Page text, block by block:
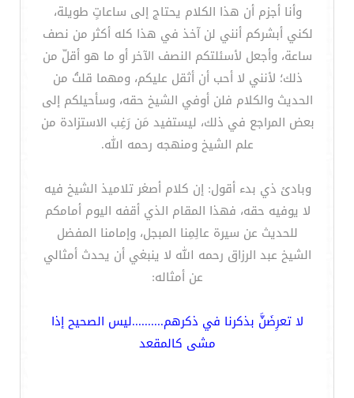
وأنا أجزم أن هذا الكلام يحتاج إلى ساعاتٍ طويلة،
لكني أبشركم أنني لن آخذ في هذا كله أكثر من نصف
ساعة، وأجعل لأسئلتكم النصف الآخر أو ما هو أقلّ من
ذلك؛ لأنني لا أحب أن أثقل عليكم، ومهما قلتُ من
الحديث والكلام فلن أوفي الشيخ حقه، وسأحيلكم إلى
بعض المراجع في ذلك، ليستفيد مَن رَغِب الاستزادة من
علم الشيخ ومنهجه رحمه الله.
وبادئ ذي بدء أقول: إن كلام أصغر تلاميذ الشيخ فيه
لا يوفيه حقه، فهذا المقام الذي أقفه اليوم أمامكم
للحديث عن سيرة عالِمِنا المبجل، وإمامنا المفضل
الشيخ عبد الرزاق رحمه الله لا ينبغي أن يحدث أمثالي
عن أمثاله:
لا تعرِضَنَّ بذكرنا في ذكرهم..........ليس الصحيح إذا
مشى كالمقعد